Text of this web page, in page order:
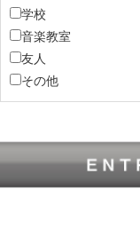
学校
音楽教室
友人
その他